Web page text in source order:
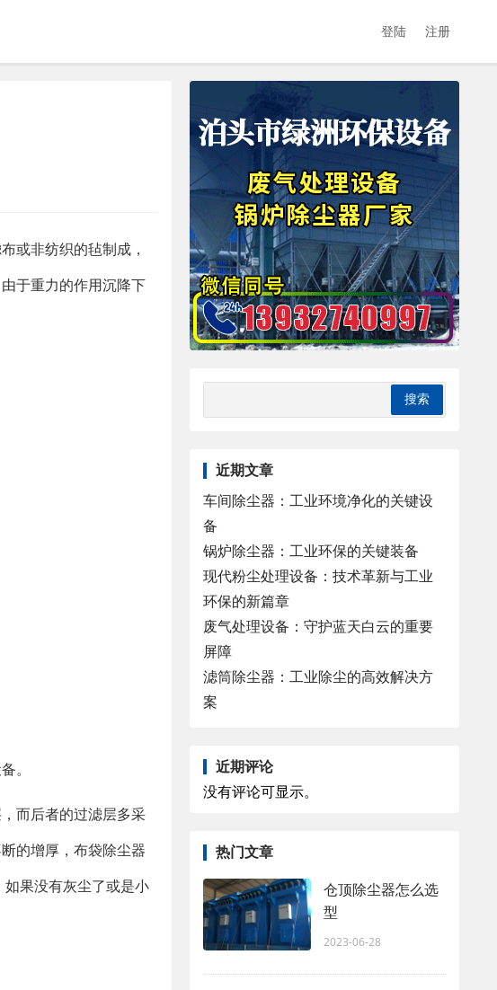
登陆 注册
或非纺织的毡制成，
于重力的作用沉降下
。
而后者的过滤层多采
的增厚，布袋除尘器
果没有灰尘了或是小
近期文章
车间除尘器：工业环境净化的关键设
备
锅炉除尘器：工业环保的关键装备
现代粉尘处理设备：技术革新与工业
环保的新篇章
废气处理设备：守护蓝天白云的重要
屏障
滤筒除尘器：工业除尘的高效解决方
案
近期评论
没有评论可显示。
热门文章
仓顶除尘器怎么选
型
2023-06-28